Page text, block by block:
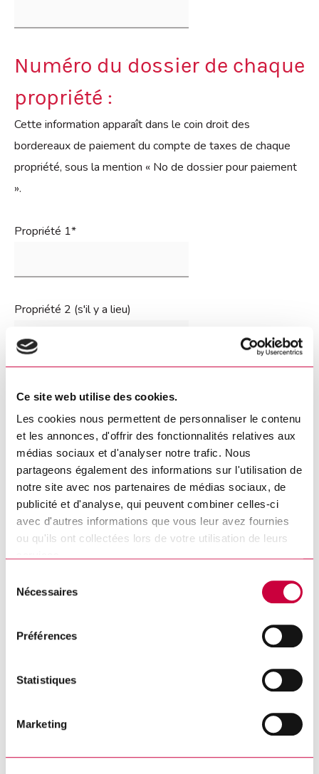
Ce site web utilise des cookies.
Les cookies nous permettent de personnaliser le contenu
et les annonces, d'offrir des fonctionnalités relatives aux
médias sociaux et d'analyser notre trafic. Nous
partageons également des informations sur l'utilisation de
notre site avec nos partenaires de médias sociaux, de
publicité et d'analyse, qui peuvent combiner celles-ci
avec d'autres informations que vous leur avez fournies
ou qu'ils ont collectées lors de votre utilisation de leurs
Nécessaires
Préférences
Statistiques
Marketing
Numéro du dossier de chaque
propriété :
Cette information apparaît dans le coin droit des
bordereaux de paiement du compte de taxes de chaque
propriété, sous la mention « No de dossier pour paiement
».
Propriété 1*
Propriété 2 (s'il y a lieu)
Autre(s) propriété(s) (s'il y a lieu)
Nouvelle adresse
Adresse*
Ville*
Code postal*